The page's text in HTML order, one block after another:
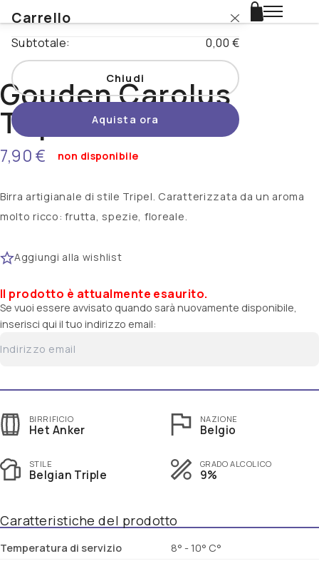
Login
Catalogo
Stili
Nazioni
Novità
Carrello
Subtotale: 0,00 €
Chiudi
Aquista ora
BIRRIFICIO
Het Anker
NAZIONE
Belgio
STILE
Belgian Triple
GRADO ALCOLICO
9%
Gouden Carolus
Tripel 75cl
7,90 € non disponibile
Birra artigianale di stile Tripel. Caratterizzata da un aroma
molto ricco: frutta, spezie, floreale.
Aggiungi alla wishlist
Il prodotto è attualmente esaurito.
Se vuoi essere avvisato quando sarà nuovamente disponibile,
inserisci qui il tuo indirizzo email:
Caratteristiche del prodotto
Temperatura di servizio
8° - 10° C°